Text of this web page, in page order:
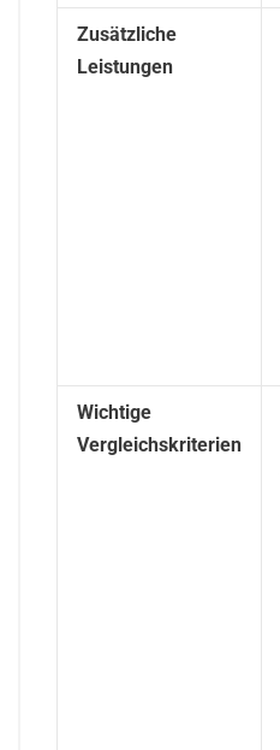
Zusätzliche
Leistungen
Wichtige
Vergleichskriterien